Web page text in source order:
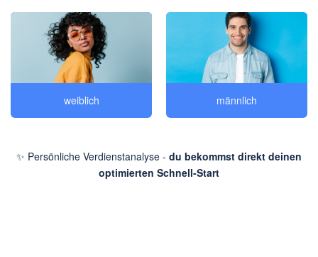
weiblich männlich
✨ Persönliche Verdienstanalyse - du bekommst direkt deinen
optimierten Schnell-Start